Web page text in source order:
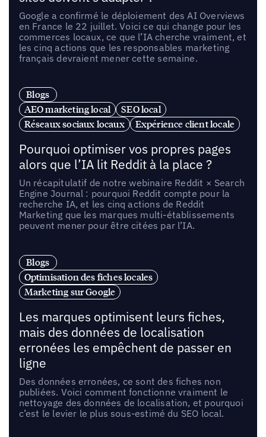
Google a confirmé le déploiement des AI Overviews
en France le 22 juillet. Voici ce qui change pour les
commerces locaux, ce que l’IA cherche vraiment, et
les cinq actions que les responsables marketing
français devraient mener cette semaine.
Blogs
AEO marketing local
SEO local
Réseaux sociaux locaux
Expérience client locale
Pourquoi optimiser vos propres pages
alors que l’IA lit Reddit à la place ?
Un récapitulatif de notre webinaire Reddit × Search
Engine Journal : pourquoi Reddit compte pour la
recherche IA, et les cinq actions de Reddit
Marketing que les marques multi-établissements
peuvent mener pour être citées par l’IA.
Blogs
Optimisation des fiches locales
Marketing sur Google
Les marques optimisent leurs fiches,
mais des données de localisation
erronées les empêchent de passer en
ligne
Des données erronées, ce sont des fiches non
publiées. Voici comment fonctionne vraiment le
nettoyage des données de localisation, et pourquoi
c’est le levier le plus sous-estimé du SEO local.